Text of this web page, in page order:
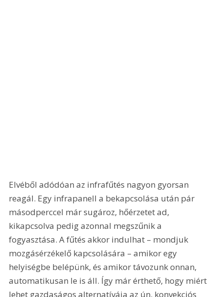
Elvéből adódóan az infrafűtés nagyon gyorsan
reagál. Egy infrapanell a bekapcsolása után pár
másodperccel már sugároz, hőérzetet ad,
kikapcsolva pedig azonnal megszűnik a
fogyasztása. A fűtés akkor indulhat – mondjuk
mozgásérzékelő kapcsolására – amikor egy
helyiségbe belépünk, és amikor távozunk onnan,
automatikusan le is áll. Így már érthető, hogy miért
lehet gazdaságos alternatívája az ún. konvekciós